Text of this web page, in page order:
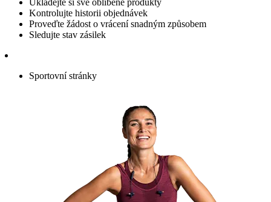
Ukládejte si své oblíbené produkty
Kontrolujte historii objednávek
Proveďte žádost o vrácení snadným způsobem
Sledujte stav zásilek
Sportovní stránky